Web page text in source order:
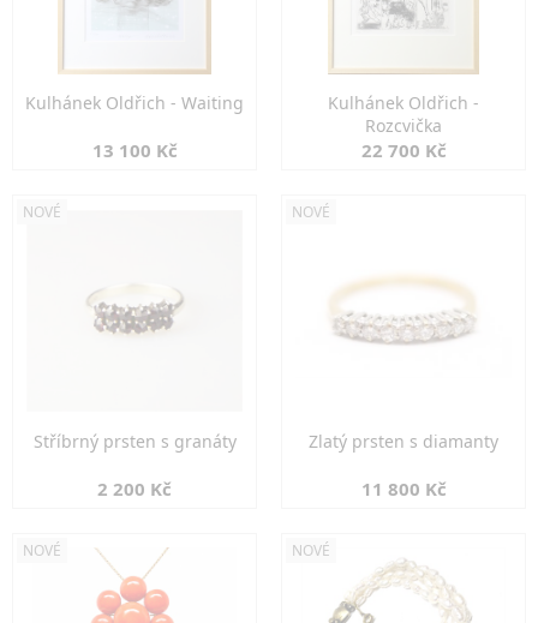
Kulhánek Oldřich - Waiting
13 100 Kč
Kulhánek Oldřich -
Rozcvička
22 700 Kč
NOVÉ
Stříbrný prsten s granáty
2 200 Kč
NOVÉ
Zlatý prsten s diamanty
11 800 Kč
NOVÉ NOVÉ